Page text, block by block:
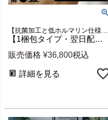
【抗菌加工と低ホルマリン仕様でお子様にも安心】団地間6畳用フローリングカーペット ウッドカーペット6畳 新生活
【1梱包タイプ・翌日配達対応品】抗菌加工ウッドカーペットTU-90シリーズ団地間6畳用約243×345cm
販売価格 ¥36,800税込
詳細を見る